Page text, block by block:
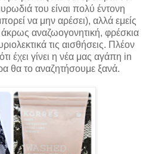
του είναι πολύ έντονη
να μην αρέσει), αλλά εμείς
αναζωογονητική, φρέσκια
τις αισθήσεις. Πλέον
έχει γίνει η νέα μας αγάπη in
θα το αναζητήσουμε ξανά.